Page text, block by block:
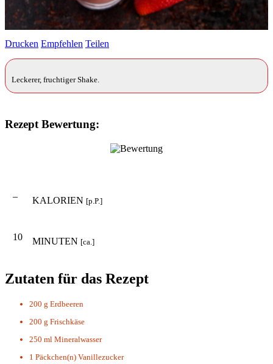
Drucken Empfehlen Teilen
Leckerer, fruchtiger Shake.
Rezept Bewertung:
– KALORIEN [p.P.]
10 MINUTEN [ca.]
Zutaten für das Rezept
200 g Erdbeeren
200 g Frischkäse
250 ml Mineralwasser
1 Päckchen(n) Vanillezucker